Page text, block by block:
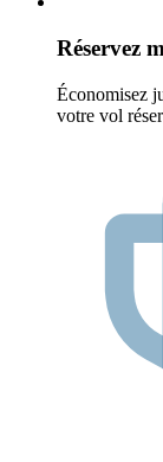
Réservez
Économisez
votre vol